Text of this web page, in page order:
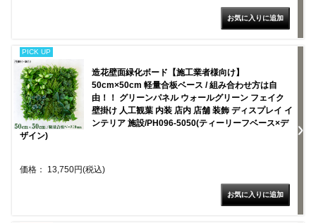
PICK UP
造花壁面緑化ボード【施工業者様向け】
50cm×50cm 軽量合板ベース / 組み合わせ方は自
由！！ グリーンパネル ウォールグリーン フェイク
壁掛け 人工観葉 内装 店内 店舗 装飾 ディスプレイ イ
ンテリア 施設/PH096-5050(ティーリーフベース×デ
ザイン)
価格： 13,750円(税込)